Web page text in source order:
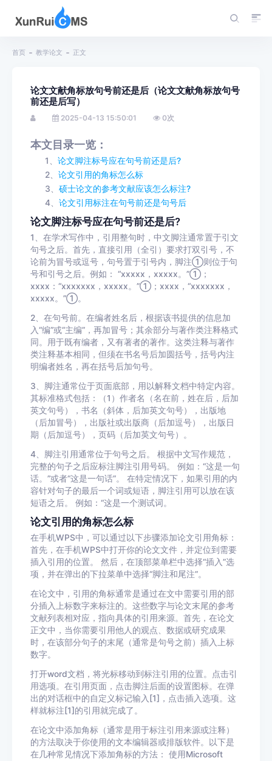
首页 教学论文 正文
论文文献角标放句号前还是后（论文文献角标放句号
前还是后写）
2025-04-13 15:50:01 0次
本文目录一览：
1、 论文脚注标号应在句号前还是后?
2、 论文引用的角标怎么标
3、 硕士论文的参考文献应该怎么标注?
4、 论文引用标注在句号前还是句号后
论文脚注标号应在句号前还是后?
1、在学术写作中，引用整句时，中文脚注通常置于引文
句号之后。首先，直接引用（全引）要求打双引号，不
论前为冒号或逗号，句号置于引号内，脚注①则位于句
号和引号之后。例如： “xxxxx，xxxxx。”①；
xxxx：“xxxxxxx，xxxxx。”①；xxxx，“xxxxxxx，
xxxxx。”①。
2、在句号前。在编者姓名后，根据该书提供的信息加
入“编”或“主编”，再加冒号；其余部分与著作类注释格式
同。用于既有编者，又有著者的著作。这类注释与著作
类注释基本相同，但须在书名号后加圆括号，括号内注
明编者姓名，再在括号后加句号。
3、脚注通常位于页面底部，用以解释文档中特定内容。
其标准格式包括：（1）作者名（名在前，姓在后，后加
英文句号），书名（斜体，后加英文句号），出版地
（后加冒号），出版社或出版商（后加逗号），出版日
期（后加逗号），页码（后加英文句号）。
4、脚注引用通常位于句号之后。 根据中文写作规范，
完整的句子之后应标注脚注引用号码。 例如：“这是一句
话。”或者“这是一句话”。 在特定情况下，如果引用的内
容针对句子的最后一个词或短语，脚注引用可以放在该
短语之后。 例如：“这是一个测试词。
论文引用的角标怎么标
在手机WPS中，可以通过以下步骤添加论文引用角标：
首先，在手机WPS中打开你的论文文件，并定位到需要
插入引用的位置。 然后，在顶部菜单栏中选择“插入”选
项，并在弹出的下拉菜单中选择“脚注和尾注”。
在论文中，引用的角标通常是通过在文中需要引用的部
分插入上标数字来标注的。这些数字与论文末尾的参考
文献列表相对应，指向具体的引用来源。首先，在论文
正文中，当你需要引用他人的观点、数据或研究成果
时，在该部分句子的末尾（通常是句号之前）插入上标
数字。
打开word文档，将光标移动到标注引用的位置。点击引
用选项。在引用页面，点击脚注后面的设置图标。在弹
出的对话框中的自定义标记输入[1]，点击插入选项。这
样就标注[1]的引用就完成了。
在论文中添加角标（通常是用于标注引用来源或注释）
的方法取决于你使用的文本编辑器或排版软件。以下是
在几种常见情况下添加角标的方法： 使用Microsoft